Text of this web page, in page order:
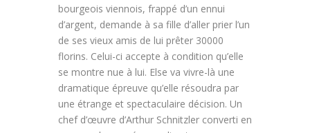
bourgeois viennois, frappé d’un ennui
d’argent, demande à sa fille d’aller prier l’un
de ses vieux amis de lui prêter 30000
florins. Celui-ci accepte à condition qu’elle
se montre nue à lui. Else va vivre-là une
dramatique épreuve qu’elle résoudra par
une étrange et spectaculaire décision. Un
chef d’œuvre d’Arthur Schnitzler converti en